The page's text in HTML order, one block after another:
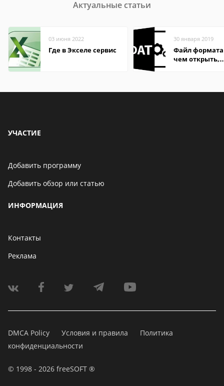
Актуальные статьи
03 июня 2022
Где в Экселе сервис
30 января 2019
Файл формата
чем открыть,
УЧАСТИЕ
Добавить программу
Добавить обзор или статью
ИНФОРМАЦИЯ
Контакты
Реклама
DMCA Policy Условия и правила
Политика
конфиденциальности
© 1998 - 2026 freeSOFT ®